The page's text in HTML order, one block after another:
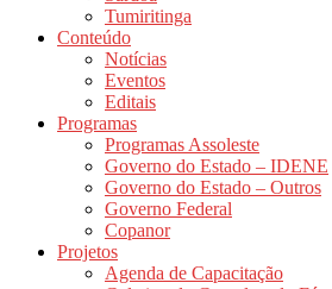
Tumiritinga
Conteúdo
Notícias
Eventos
Editais
Programas
Programas Assoleste
Governo do Estado – IDENE
Governo do Estado – Outros
Governo Federal
Copanor
Projetos
Agenda de Capacitação